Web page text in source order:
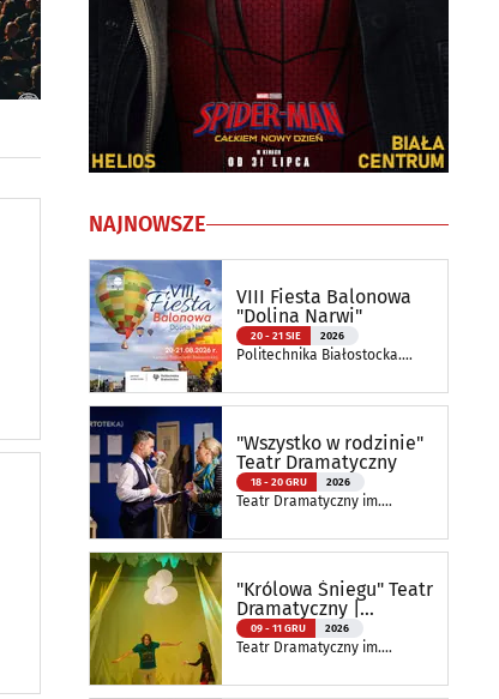
NAJNOWSZE
VIII Fiesta Balonowa
"Dolina Narwi"
20 - 21 SIE 2026
Politechnika Białostocka.
"Wszystko w rodzinie"
Teatr Dramatyczny
18 - 20 GRU 2026
Teatr Dramatyczny im.
"Królowa Śniegu" Teatr
Dramatyczny |
Spektakl Szkolny
09 - 11 GRU 2026
Teatr Dramatyczny im.